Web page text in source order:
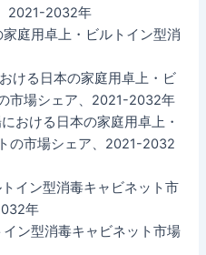
2021-2032年
庭用卓上・ビルトイン型消
ける日本の家庭用卓上・ビ
市場シェア、2021-2032年
おける日本の家庭用卓上・
の市場シェア、2021-2032
イン型消毒キャビネット市
年
ン型消毒キャビネット市場